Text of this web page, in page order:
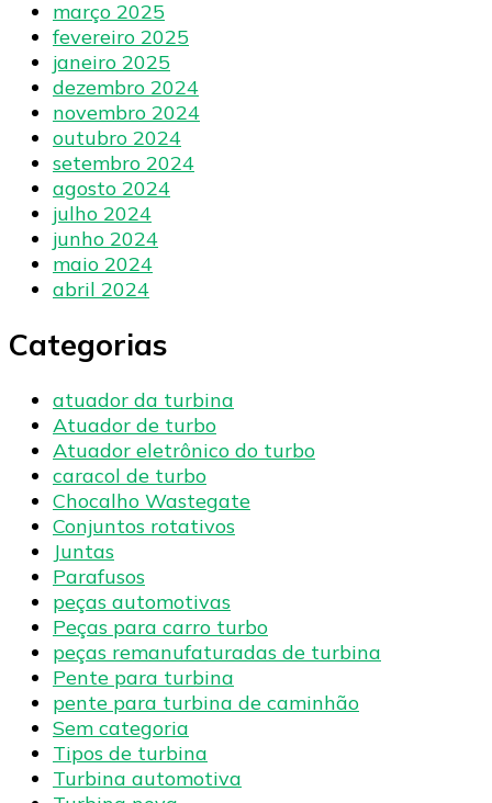
março 2025
fevereiro 2025
janeiro 2025
dezembro 2024
novembro 2024
outubro 2024
setembro 2024
agosto 2024
julho 2024
junho 2024
maio 2024
abril 2024
Categorias
atuador da turbina
Atuador de turbo
Atuador eletrônico do turbo
caracol de turbo
Chocalho Wastegate
Conjuntos rotativos
Juntas
Parafusos
peças automotivas
Peças para carro turbo
peças remanufaturadas de turbina
Pente para turbina
pente para turbina de caminhão
Sem categoria
Tipos de turbina
Turbina automotiva